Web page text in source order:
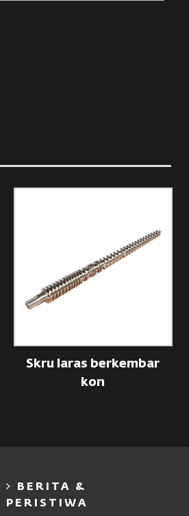
Skru laras berkembar
kon
BERITA &
PERISTIWA